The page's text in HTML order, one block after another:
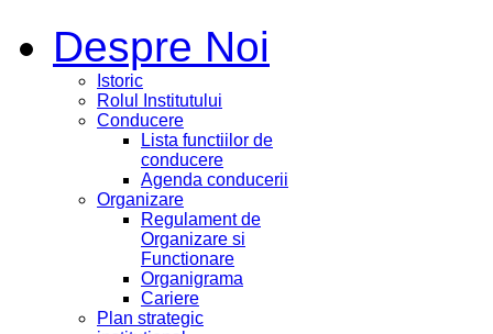
Despre Noi
Istoric
Rolul Institutului
Conducere
Lista functiilor de
conducere
Agenda conducerii
Organizare
Regulament de
Organizare si
Functionare
Organigrama
Cariere
Plan strategic